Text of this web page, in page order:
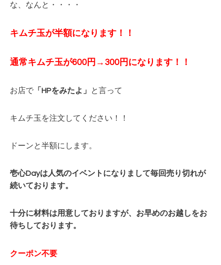
な、なんと・・・・
キムチ玉が半額になります！！
通常キムチ玉が600円→300円 になります！！
お店で 「HPをみたよ」 と言って
キムチ玉を注文してください！！
ドーンと半額にします。
壱心Dayは人気のイベントになりまして毎回売り切れが
続いております。
十分に材料は用意しておりますが、お早めのお越しをお
待ちしております。
クーポン不要